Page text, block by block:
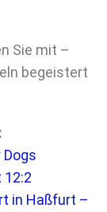
Sie mit –
begeistert
in Haßfurt –